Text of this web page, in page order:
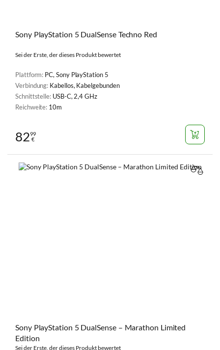
Sony PlayStation 5 DualSense Techno Red
Sei der Erste, der dieses Produkt bewertet
Plattform: PC, Sony PlayStation 5
Verbindung: Kabellos, Kabelgebunden
Schnittstelle: USB-C, 2,4 GHz
Reichweite: 10m
8299
€
Sony PlayStation 5 DualSense – Marathon Limited
Edition
Sei der Erste, der dieses Produkt bewertet